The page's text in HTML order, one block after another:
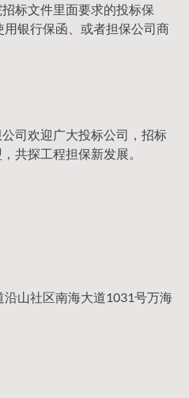
标文件里面要求的投标保
银行保函、或者担保公司商
司欢迎广大投标公司，招标
共探工程担保新发展。
山社区南海大道1031号万海